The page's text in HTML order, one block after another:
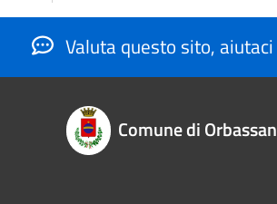
Valuta questo sito,
Comune di